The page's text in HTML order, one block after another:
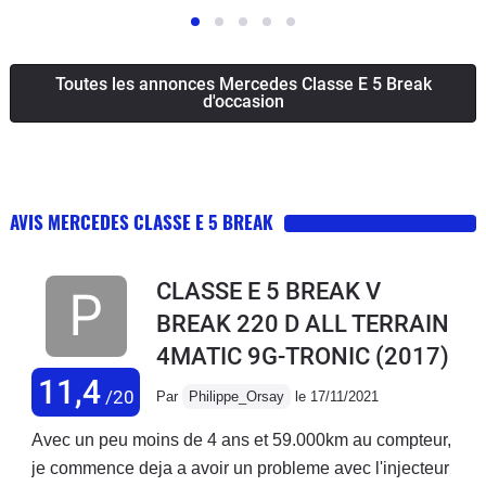
Toutes les annonces Mercedes Classe E 5 Break
d'occasion
AVIS MERCEDES CLASSE E 5 BREAK
11,4/20
CLASSE E 5 BREAK V
BREAK 220 D ALL TERRAIN
4MATIC 9G-TRONIC (2017)
Par Philippe_Orsay le 17/11/2021
Avec un peu moins de 4 ans et 59.000km au compteur,
je commence deja a avoir un probleme avec l'injecteur